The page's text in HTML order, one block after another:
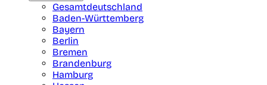
Gesamtdeutschland
Baden-Württemberg
Bayern
Berlin
Bremen
Brandenburg
Hamburg